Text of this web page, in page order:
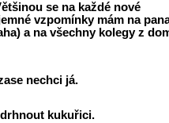
se na každé nové
vzpomínky mám na
a na všechny kolegy z
nechci já.
drhnout kukuřici.